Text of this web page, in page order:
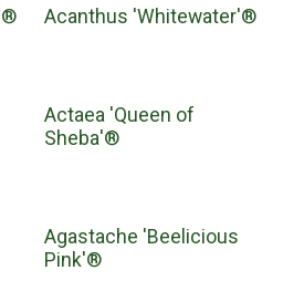
Acanthus 'Whitewater'®
Actaea 'Queen of
Sheba'®
Agastache 'Beelicious
Pink'®